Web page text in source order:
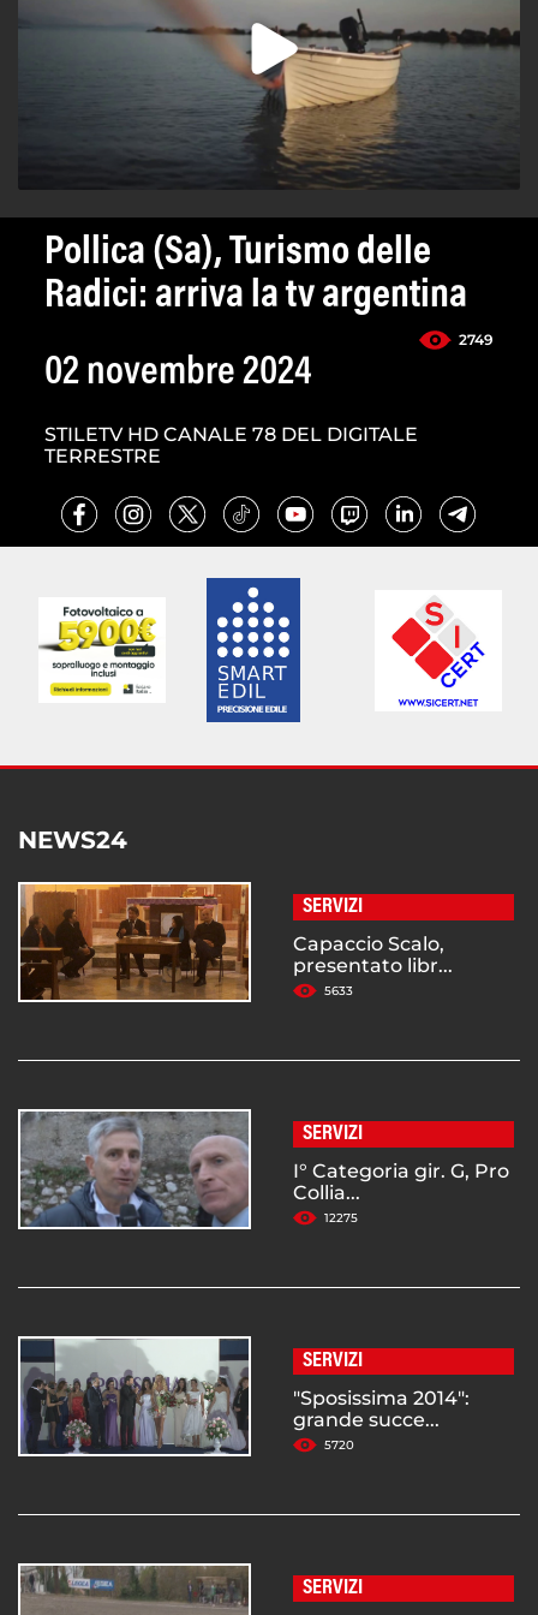
Pollica (Sa), Turismo delle
Radici: arriva la tv argentina
2749
02 novembre 2024
STILETV HD CANALE 78 DEL DIGITALE
TERRESTRE
NEWS24
SERVIZI
Capaccio Scalo,
presentato libr...
5633
SERVIZI
I° Categoria gir. G, Pro
Collia...
12275
SERVIZI
"Sposissima 2014":
grande succe...
5720
SERVIZI